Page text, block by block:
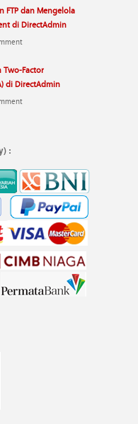
FTP dan Mengelola
di DirectAdmin
Two-Factor
di DirectAdmin
: